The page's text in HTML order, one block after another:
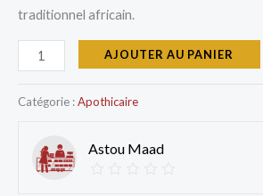
traditionnel africain.
AJOUTER AU PANIER
Catégorie :Apothicaire
Astou Maad